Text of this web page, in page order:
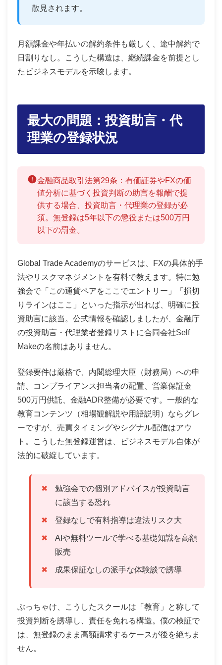
散見されます。
月額課金や年払いの解約条件も厳しく、途中解約で
日割りなし。こうした構造は、継続課金を前提とし
たビジネスモデルを示唆します。
最大の問題：投資助言・代
理業の登録状況
金融商品取引法第29条：有価証券やFXの価
値分析に基づく投資判断の助言を報酬で提
供する場合、投資助言・代理業の登録が必
須。無登録は5年以下の懲役または500万円
以下の罰金。
Global Trade Academyのサービスは、FXの具体的手
法やリスクマネジメントを有料で教えます。特に勉
強会で「この通貨ペアをここでエントリー」「損切
りラインはここ」といった指示が出れば、明確に投
資助言に該当。公式情報を確認しましたが、金融庁
の投資助言・代理業者登録リストに合同会社Self
Makeの名前はありません。
登録要件は厳格で、内閣総理大臣（財務局）への申
請、コンプライアンス担当者の配置、営業保証金
500万円供託、金融ADR整備が必要です。一般的な
教育コンテンツ（相場観解説や用語説明）ならグレ
ーですが、売買タイミングやシグナル配信はアウ
ト。こうした無登録運営は、ビジネスモデル自体が
法的に破綻しています。
勉強会での個別アドバイスが投資助言
に該当する恐れ
登録なしで有料指導は違法リスク大
AIや無料ツールで学べる基礎知識を高額
販売
成果保証なしの派手な体験談で誘導
ぶっちゃけ、こうしたスクールは「教育」と称して
投資判断を誘導し、責任を免れる構造。僕の検証で
は、無登録のまま高額請求するケースが後を絶ちま
せん。